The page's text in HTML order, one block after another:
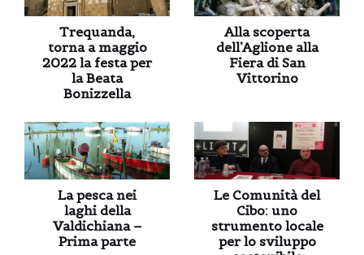
Trequanda,
torna a maggio
2022 la festa per
la Beata
Bonizzella
Alla scoperta
dell’Aglione alla
Fiera di San
Vittorino
La pesca nei
laghi della
Valdichiana –
Prima parte
Le Comunità del
Cibo: uno
strumento locale
per lo sviluppo